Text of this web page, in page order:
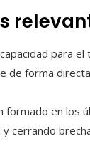
para
de forma
formado en los
cerrando